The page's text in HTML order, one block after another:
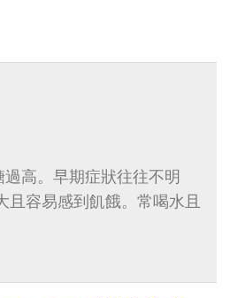
高。早期症狀往往不明
容易感到飢餓。常喝水且